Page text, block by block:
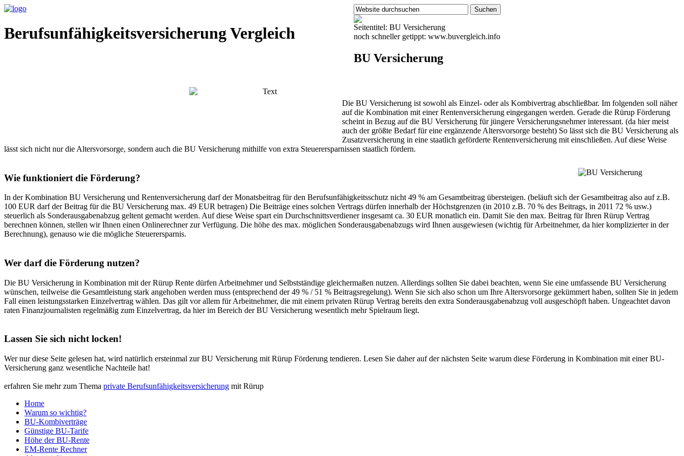
Berufsunfähigkeitsversicherung Vergleich
Seitentitel: BU Versicherung
noch schneller getippt: www.buvergleich.info
BU Versicherung
Die BU Versicherung ist sowohl als Einzel- oder als Kombivertrag abschließbar. Im folgenden soll näher
auf die Kombination mit einer Rentenversicherung eingegangen werden. Gerade die Rürup Förderung
scheint in Bezug auf die BU Versicherung für jüngere Versicherungsnehmer interessant. (da hier meist
auch der größte Bedarf für eine ergänzende Altersvorsorge besteht) So lässt sich die BU Versicherung als
Zusatzversicherung in eine staatlich geförderte Rentenversicherung mit einschließen. Auf diese Weise
lässt sich nicht nur die Altersvorsorge, sondern auch die BU Versicherung mithilfe von extra Steuerersparnissen staatlich fördern.
Wie funktioniert die Förderung?
In der Kombination BU Versicherung und Rentenversicherung darf der Monatsbeitrag für den Berufsunfähigkeitsschutz nicht 49 % am Gesamtbeitrag übersteigen. (beläuft sich der Gesamtbeitrag also auf z.B.
100 EUR darf der Beitrag für die BU Versicherung max. 49 EUR betragen) Die Beiträge eines solchen Vertrags dürfen innerhalb der Höchstgrenzen (in 2010 z.B. 70 % des Beitrags, in 2011 72 % usw.)
steuerlich als Sonderausgabenabzug geltent gemacht werden. Auf diese Weise spart ein Durchschnittsverdiener insgesamt ca. 30 EUR monatlich ein. Damit Sie den max. Beitrag für Ihren Rürup Vertrag
berechnen können, stellen wir Ihnen einen Onlinerechner zur Verfügung. Die höhe des max. möglichen Sonderausgabenabzugs wird Ihnen ausgewiesen (wichtig für Arbeitnehmer, da hier komplizierter in der
Berechnung), genauso wie die mögliche Steuerersparnis.
Wer darf die Förderung nutzen?
Die BU Versicherung in Kombination mit der Rürup Rente dürfen Arbeitnehmer und Selbstständige gleichermaßen nutzen. Allerdings sollten Sie dabei beachten, wenn Sie eine umfassende BU Versicherung
wünschen, teilweise die Gesamtleistung stark angehoben werden muss (entsprechend der 49 % / 51 % Beitragsregelung). Wenn Sie sich also schon um Ihre Altersvorsorge gekümmert haben, sollten Sie in jedem
Fall einen leistungsstarken Einzelvertrag wählen. Das gilt vor allem für Arbeitnehmer, die mit einem privaten Rürup Vertrag bereits den extra Sonderausgabenabzug voll ausgeschöpft haben. Ungeachtet davon
raten Finanzjournalisten regelmäßig zum Einzelvertrag, da hier im Bereich der BU Versicherung wesentlich mehr Spielraum liegt.
Lassen Sie sich nicht locken!
Wer nur diese Seite gelesen hat, wird natürlich ersteinmal zur BU Versicherung mit Rürup Förderung tendieren. Lesen Sie daher auf der nächsten Seite warum diese Förderung in Kombination mit einer BU-
Versicherung ganz wesentliche Nachteile hat!
erfahren Sie mehr zum Thema private Berufsunfähigkeitsversicherung mit Rürup
Home
Warum so wichtig?
BU-Kombiverträge
Günstige BU-Tarife
Höhe der BU-Rente
EM-Rente Rechner